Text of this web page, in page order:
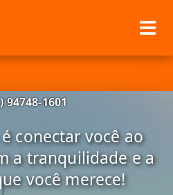
94748-1601
conectar você ao
a tranquilidade e a
você merece!